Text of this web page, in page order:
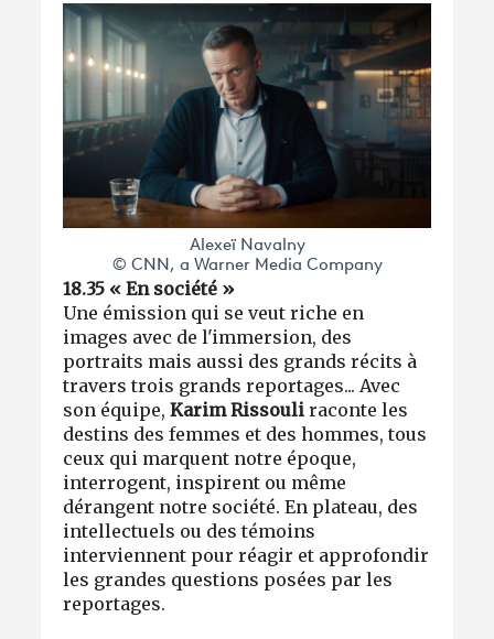
Alexeï Navalny
© CNN, a Warner Media Company
18.35 « En société »
Une émission qui se veut riche en
images avec de l'immersion, des
portraits mais aussi des grands récits à
travers trois grands reportages... Avec
son équipe,Karim Rissouli raconte les
destins des femmes et des hommes, tous
ceux qui marquent notre époque,
interrogent, inspirent ou même
dérangent notre société. En plateau, des
intellectuels ou des témoins
interviennent pour réagir et approfondir
les grandes questions posées par les
reportages.